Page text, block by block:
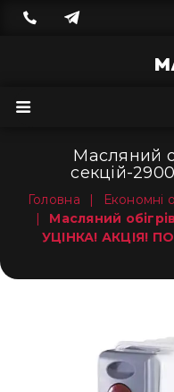
Масляний
секцій-
Головна | Економні
|
Масляний
УЦІНКА! АКЦІЯ!